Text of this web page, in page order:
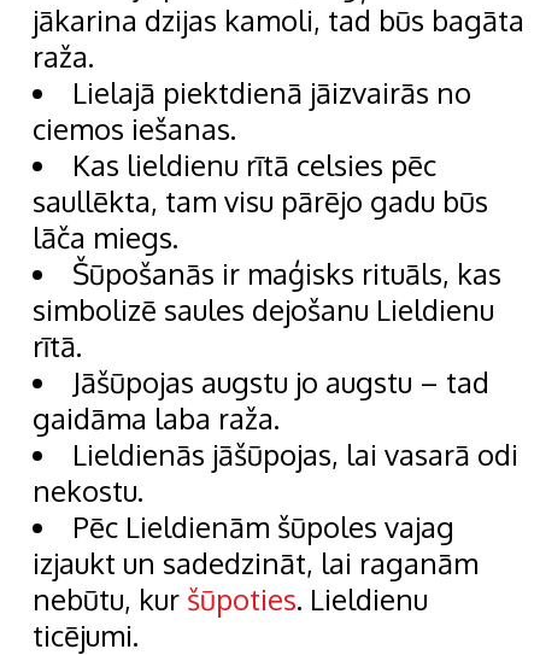
jākarina dzijas kamoli, tad būs bagāta
raža.
Lielajā piektdienā jāizvairās no
ciemos iešanas.
Kas lieldienu rītā celsies pēc
saullēkta, tam visu pārējo gadu būs
lāča miegs.
Šūpošanās ir maģisks rituāls, kas
simbolizē saules dejošanu Lieldienu
rītā.
Jāšūpojas augstu jo augstu – tad
gaidāma laba raža.
Lieldienās jāšūpojas, lai vasarā odi
nekostu.
Pēc Lieldienām šūpoles vajag
izjaukt un sadedzināt, lai raganām
nebūtu, kur šūpoties. Lieldienu
ticējumi.